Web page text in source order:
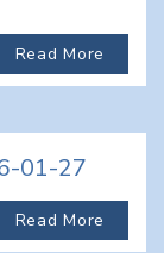
Read More
01-27
Read More